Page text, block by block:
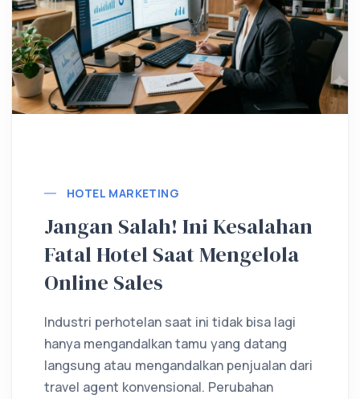
HOTEL MARKETING
Jangan Salah! Ini Kesalahan
Fatal Hotel Saat Mengelola
Online Sales
Industri perhotelan saat ini tidak bisa lagi
hanya mengandalkan tamu yang datang
langsung atau mengandalkan penjualan dari
travel agent konvensional. Perubahan